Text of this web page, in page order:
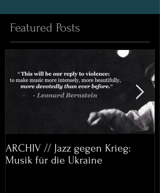
Featured Posts
ARCHIV // Jazz gegen Krieg:
Musik für die Ukraine